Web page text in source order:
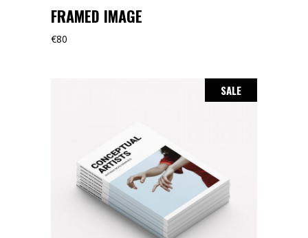
FRAMED IMAGE
€80
SALE